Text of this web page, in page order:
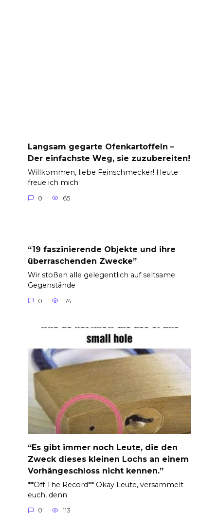
Langsam gegarte Ofenkartoffeln –
Der einfachste Weg, sie zuzubereiten!
Willkommen, liebe Feinschmecker! Heute
freue ich mich
0 65
“19 faszinierende Objekte und ihre
überraschenden Zwecke”
Wir stoßen alle gelegentlich auf seltsame
Gegenstände
0 174
“Es gibt immer noch Leute, die den
Zweck dieses kleinen Lochs an einem
Vorhängeschloss nicht kennen.”
**Off The Record** Okay Leute, versammelt
euch, denn
0 113